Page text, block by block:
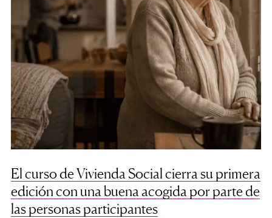
El curso de Vivienda Social cierra su primera
edición con una buena acogida por parte de
las personas participantes